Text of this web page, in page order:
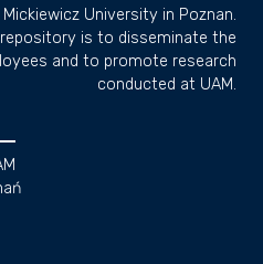
University in Poznan.
is to disseminate the
and to promote research
conducted at UAM.